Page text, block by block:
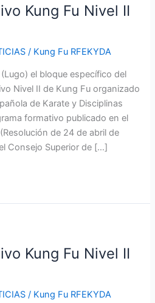
Kung Fu Nivel II
/ Kung Fu RFEKYDA
el bloque específico del
Nivel II de Kung Fu organizado
de Karate y Disciplinas
formativo publicado en el
de 24 de abril de
Consejo Superior de […]
Kung Fu Nivel II
/ Kung Fu RFEKYDA